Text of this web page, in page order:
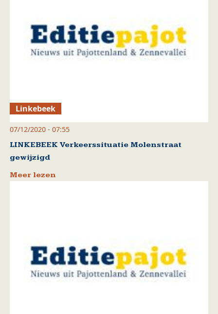
Linkebeek
07/12/2020 - 07:55
LINKEBEEK Verkeerssituatie Molenstraat
gewijzigd
Meer lezen